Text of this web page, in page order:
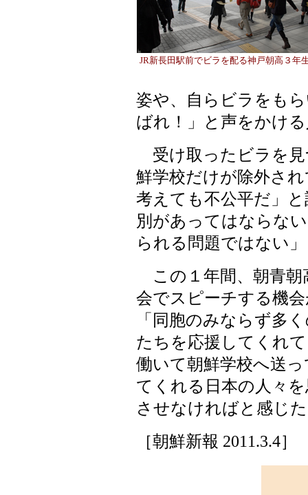
JR新長田駅前でビラを配る神戸朝高３年
姿や、自らビラをも
ばれ！」と声をかけ
受け取ったビラを見
鮮学校だけが除外さ
考えても不公平だ」
別があってはならな
られる問題ではない
この１年間、朝青朝
会でスピーチする機
「同胞のみならず多
たちを応援してくれ
働いて朝鮮学校へ送
てくれる日本の人々
させなければと感じ
［朝鮮新報 2011.3.4］